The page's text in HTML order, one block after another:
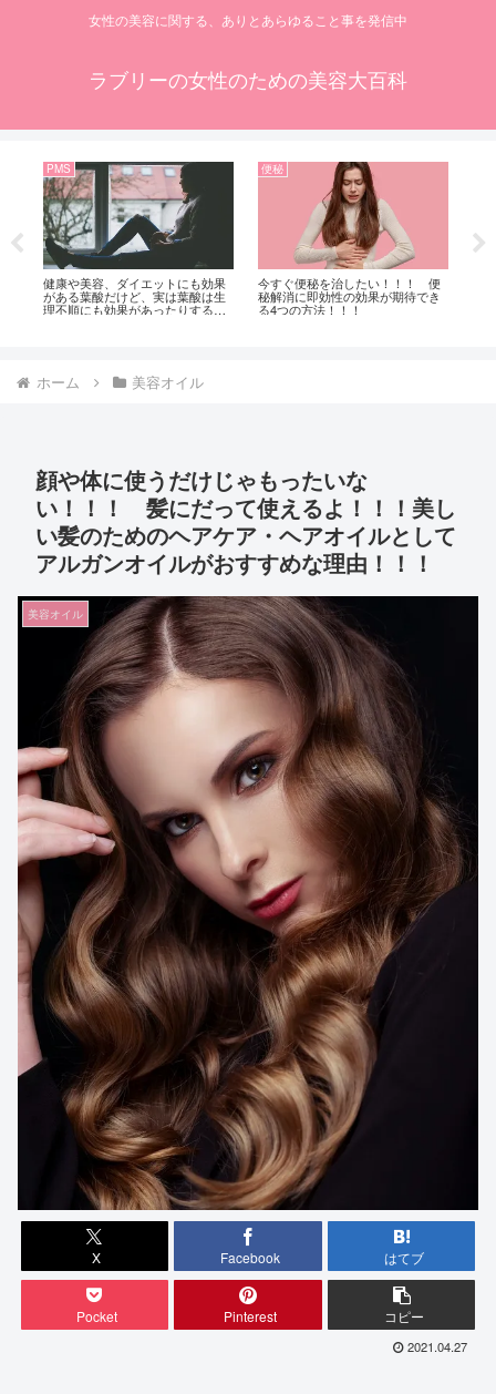
女性の美容に関する、ありとあらゆること事を発信中
ラブリーの女性のための美容大百科
PMS
健康や美容、ダイエットにも効果
がある葉酸だけど、実は葉酸は生
理不順にも効果があったりするの
便秘
今すぐ便秘を治したい！！！ 便
秘解消に即効性の効果が期待でき
る4つの方法！！！
ホーム 美容オイル
顔や体に使うだけじゃもったいな
い！！！ 髪にだって使えるよ！！！美し
い髪のためのヘアケア・ヘアオイルとして
アルガンオイルがおすすめな理由！！！
美容オイル
X Facebook はてブ
Pocket Pinterest コピー
2021.04.27